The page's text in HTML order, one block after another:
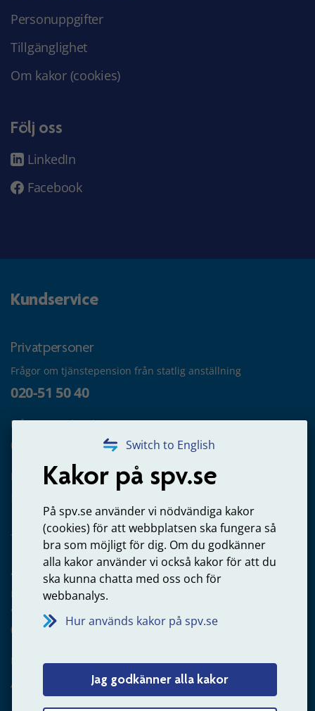
Switch to English
Kakor på spv.se
På spv.se använder vi nödvändiga kakor
(cookies) för att webbplatsen ska fungera så
bra som möjligt för dig. Om du godkänner
alla kakor använder vi också kakor för att du
ska kunna chatta med oss och för
webbanalys.
Hur används kakor på spv.se
Jag godkänner alla kakor
Personuppgifter
Tillgänglighet
Om kakor (cookies)
Följ oss
LinkedIn
Facebook
Kundservice
Privatpersoner
Frågor om tjänstepension från statlig anställning
020-51 50 40
Frågor om utbetalning
020-65 00 65
Kontakta oss
Arbetsgivare
Frågor om administration av tjänstepension från statlig
anställning
060-18 75 03
Kontakta oss
Arbetsgivare – skicka mejl till oss